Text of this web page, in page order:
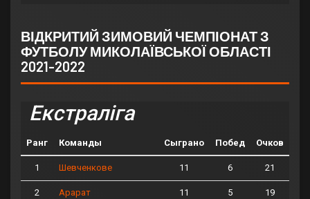
ВІДКРИТИЙ ЗИМОВИЙ ЧЕМПІОНАТ З
ФУТБОЛУ МИКОЛАЇВСЬКОЇ ОБЛАСТІ
2021-2022
Екстраліга
Ранг Команды Сыграно Побед Очков
1 Шевченкове 11 6 21
2 Арарат 11 5 19